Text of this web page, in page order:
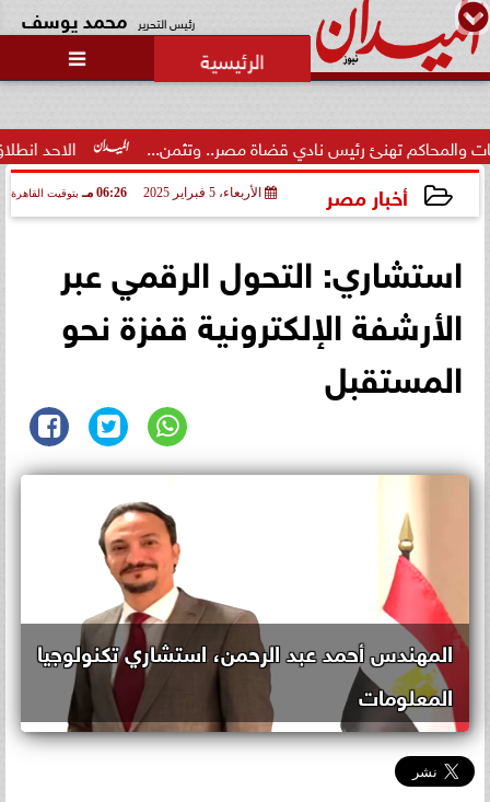
رئيس التحرير محمد يوسف

الاحد انطلاق  المرحلة تهنئ رئيس نادي قضاة مصر.. وتثمن...
أخبار مصر الأربعاء، 5 فبراير 2025 06:26 مـ بتوقيت القاهرة
استشاري: التحول الرقمي عبر
الأرشفة الإلكترونية قفزة نحو
المستقبل
المهندس أحمد عبد الرحمن، استشاري تكنولوجيا
المعلومات